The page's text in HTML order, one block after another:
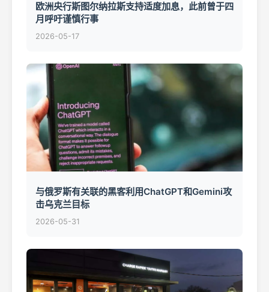
欧洲央行斯图尔纳拉斯支持适度加息，此前曾于四
月呼吁谨慎行事
2026-05-17
与俄罗斯有关联的黑客利用ChatGPT和Gemini攻
击乌克兰目标
2026-05-31